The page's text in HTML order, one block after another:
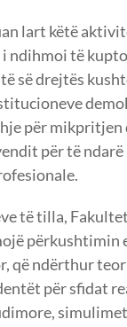
lart këtë
ndihmoi të
së drejtës
për mikpritjen
për të
të tilla,
përkushtimin
që ndërthur
për sfidat